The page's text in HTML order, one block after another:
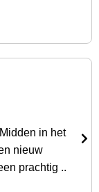
in het
nieuw
prachtig ..